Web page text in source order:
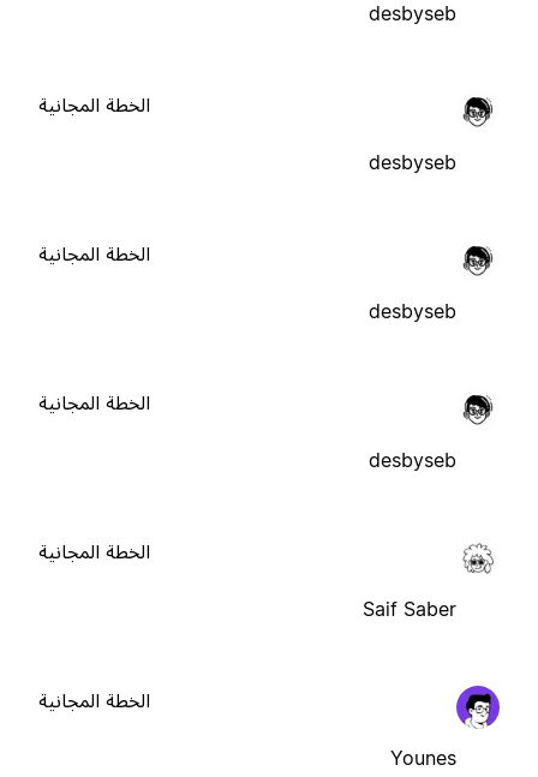
desbyseb
desbyseb
الخطة المجانية
desbyseb
الخطة المجانية
desbyseb
الخطة المجانية
Saif Saber
الخطة المجانية
Younes
الخطة المجانية